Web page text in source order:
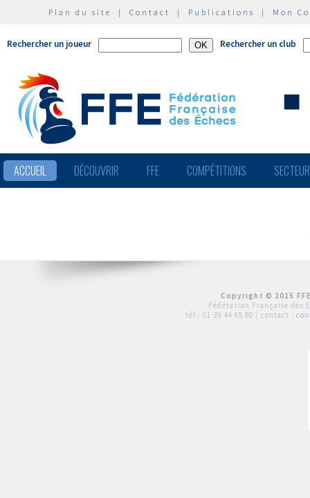
Plan du site | Contact | Publications | Mon
Rechercher un joueur Rechercher un club
ACCUEIL DÉCOUVRIR FFE COMPÉTITIONS
Copyright © 2015
Fédération Française des
tél : 01 39 44 65 80 | contact :